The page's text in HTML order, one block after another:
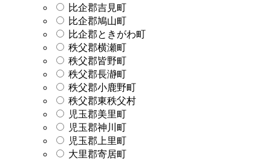
比企郡吉見町
比企郡鳩山町
比企郡ときがわ町
秩父郡横瀬町
秩父郡皆野町
秩父郡長瀞町
秩父郡小鹿野町
秩父郡東秩父村
児玉郡美里町
児玉郡神川町
児玉郡上里町
大里郡寄居町